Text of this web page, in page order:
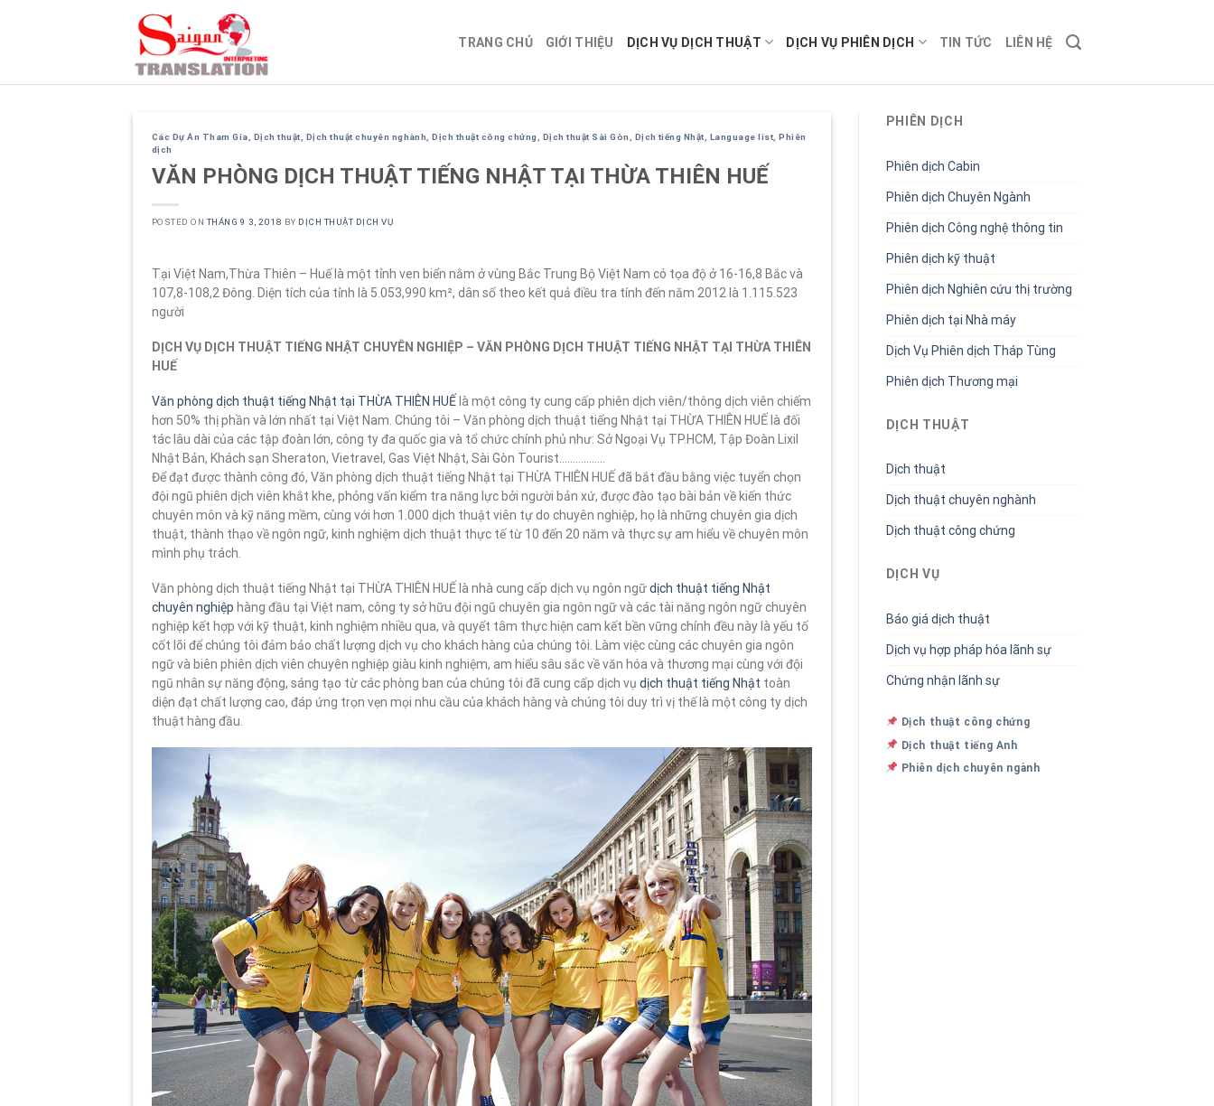
TRANG CHỦ GIỚI THIỆU DỊCH VỤ DỊCH THUẬT DỊCH VỤ PHIÊN DỊCH TIN TỨC LIÊN HỆ
Các Dự Án Tham Gia Dịch thuật Dịch thuật chuyên nghành ,Dịch thuật công chứng Dịch thuật Sài Gòn Dịch tiếng Nhật Language list ,Phiên
dịch
VĂN PHÒNG DỊCH THUẬT TIẾNG NHẬT TẠI THỪA THIÊN HUẾ
POSTED ONTHÁNG 9 3, 2018 BY DỊCH THUẬT DỊCH VỤ
Tại Việt Nam,Thừa Thiên – Huế là một tỉnh ven biển nằm ở vùng Bắc Trung Bộ Việt Nam có tọa độ ở 16-16,8 Bắc và
107,8-108,2 Đông. Diện tích của tỉnh là 5.053,990 km², dân số theo kết quả điều tra tính đến năm 2012 là 1.115.523
người
DỊCH VỤ DỊCH THUẬT TIẾNG NHẬT CHUYÊN NGHIỆP – VĂN PHÒNG DỊCH THUẬT TIẾNG NHẬT TẠI THỪA THIÊN
HUẾ
Văn phòng dịch thuật tiếng Nhật tại THỪA THIÊN HUẾ là một công ty cung cấp phiên dịch viên/thông dịch viên chiếm
hơn 50% thị phần và lớn nhất tại Việt Nam. Chúng tôi – Văn phòng dịch thuật tiếng Nhật tại THỪA THIÊN HUẾ là đối
tác lâu dài của các tập đoàn lớn, công ty đa quốc gia và tổ chức chính phủ như: Sở Ngoại Vụ TP.HCM, Tập Đoàn Lixil
Nhật Bản, Khách sạn Sheraton, Vietravel, Gas Việt Nhật, Sài Gòn Tourist……………..
Để đạt được thành công đó, Văn phòng dịch thuật tiếng Nhật tại THỪA THIÊN HUẾ đã bắt đầu bằng việc tuyển chọn
đội ngũ phiên dịch viên khắt khe, phỏng vấn kiểm tra năng lực bởi người bản xứ, được đào tạo bài bản về kiến thức
chuyên môn và kỹ năng mềm, cùng với hơn 1.000 dịch thuật viên tự do chuyên nghiệp, họ là những chuyên gia dịch
thuật, thành thạo về ngôn ngữ, kinh nghiệm dịch thuật thực tế từ 10 đến 20 năm và thực sự am hiểu về chuyên môn
mình phụ trách.
Văn phòng dịch thuật tiếng Nhật tại THỪA THIÊN HUẾ là nhà cung cấp dịch vụ ngôn ngữdịch thuật tiếng Nhật
chuyên nghiệp hàng đầu tại Việt nam, công ty sở hữu đội ngũ chuyên gia ngôn ngữ và các tài năng ngôn ngữ chuyên
nghiệp kết hợp với kỹ thuật, kinh nghiệm nhiều qua, và quyết tâm thực hiện cam kết bền vững chính đều này là yếu tố
cốt lõi để chúng tôi đảm bảo chất lượng dịch vụ cho khách hàng của chúng tôi. Làm việc cùng các chuyên gia ngôn
ngữ và biên phiên dịch viên chuyên nghiệp giàu kinh nghiệm, am hiểu sâu sắc về văn hóa và thương mại cùng với đội
ngũ nhân sự năng động, sáng tạo từ các phòng ban của chúng tôi đã cung cấp dịch vụ dịch thuật tiếng Nhật toàn
diện đạt chất lượng cao, đáp ứng trọn vẹn mọi nhu cầu của khách hàng và chúng tôi duy trì vị thế là một công ty dịch
thuật hàng đầu.
PHIÊN DỊCH
Phiên dịch Cabin
Phiên dịch Chuyên Ngành
Phiên dịch Công nghệ thông tin
Phiên dịch kỹ thuật
Phiên dịch Nghiên cứu thị trường
Phiên dịch tại Nhà máy
Dịch Vụ Phiên dịch Tháp Tùng
Phiên dịch Thương mại
DỊCH THUẬT
Dịch thuật
Dịch thuật chuyên nghành
Dịch thuật công chứng
DỊCH VỤ
Báo giá dịch thuật
Dịch vụ hợp pháp hóa lãnh sự
Chứng nhận lãnh sự
Dịch thuật công chứng
Dịch thuật tiếng Anh
Phiên dịch chuyên ngành